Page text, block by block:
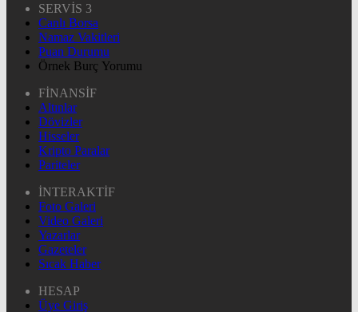
SERVİS 3
Canlı Borsa
Namaz Vakitleri
Puan Durumu
Örnek Burç Yorumu
FİNANSİF
Altınlar
Dövizler
Hisseler
Kripto Paralar
Pariteler
İNTERAKTİF
Foto Galeri
Video Galeri
Yazarlar
Gazeteler
Sıcak Haber
HESAP
Üye Giriş